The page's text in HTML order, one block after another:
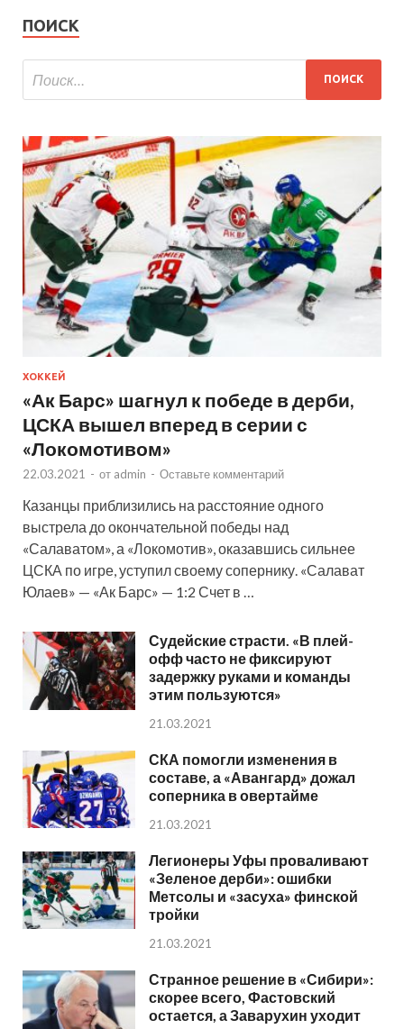
ПОИСК
ХОККЕЙ
«Ак Барс» шагнул к победе в дерби,
ЦСКА вышел вперед в серии с
«Локомотивом»
22.03.2021 - от admin - Оставьте комментарий
Казанцы приблизились на расстояние одного
выстрела до окончательной победы над
«Салаватом», а «Локомотив», оказавшись сильнее
ЦСКА по игре, уступил своему сопернику. «Салават
Юлаев» — «Ак Барс» — 1:2 Счет в …
Судейские страсти. «В плей-
офф часто не фиксируют
задержку руками и команды
этим пользуются»
21.03.2021
СКА помогли изменения в
составе, а «Авангард» дожал
соперника в овертайме
21.03.2021
Легионеры Уфы проваливают
«Зеленое дерби»: ошибки
Метсолы и «засуха» финской
тройки
21.03.2021
Странное решение в «Сибири»:
скорее всего, Фастовский
остается, а Заварухин уходит